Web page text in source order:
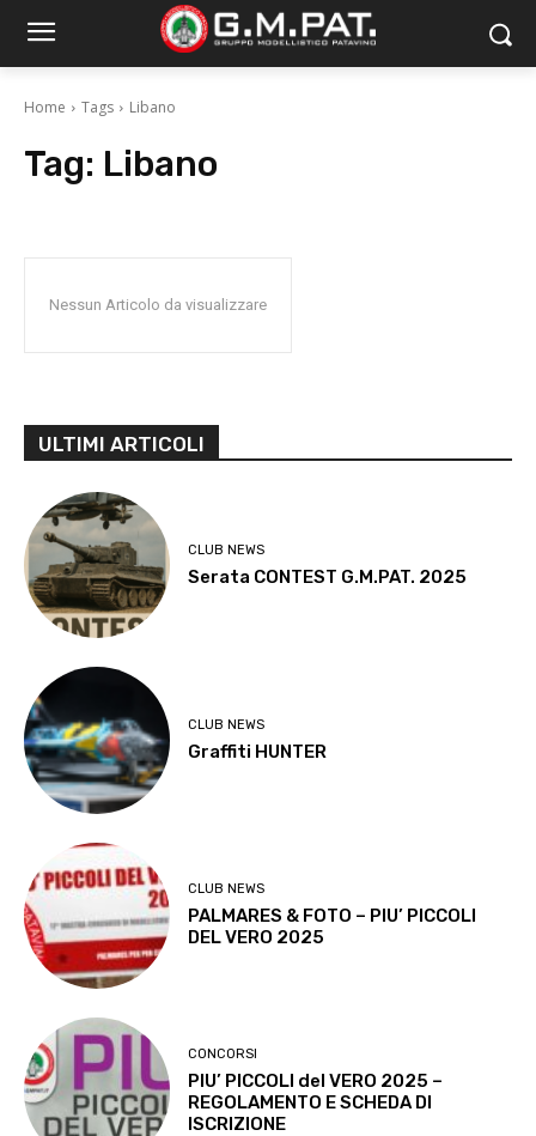
Home Tags Libano
Tag: Libano
Nessun Articolo da visualizzare
ULTIMI ARTICOLI
CLUB NEWS
Serata CONTEST G.M.PAT. 2025
CLUB NEWS
Graffiti HUNTER
CLUB NEWS
PALMARES & FOTO – PIU’ PICCOLI
DEL VERO 2025
CONCORSI
PIU’ PICCOLI del VERO 2025 –
REGOLAMENTO E SCHEDA DI
ISCRIZIONE